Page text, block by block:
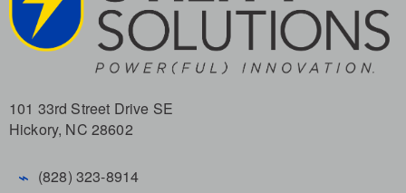
101 33rd Street Drive SE
Hickory, NC 28602
⌁ (828) 323-8914